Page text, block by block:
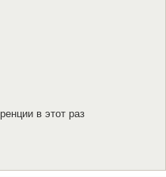
в этот раз